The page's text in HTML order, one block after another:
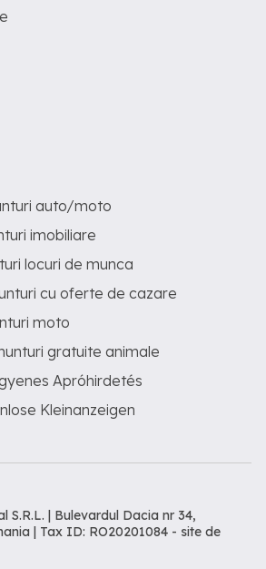
auto/moto
imobiliare
locuri de munca
cu oferte de cazare
moto
gratuite animale
Apróhirdetés
Kleinanzeigen
S.R.L. | Bulevardul Dacia nr 34,
| Tax ID: RO20201084 - site de